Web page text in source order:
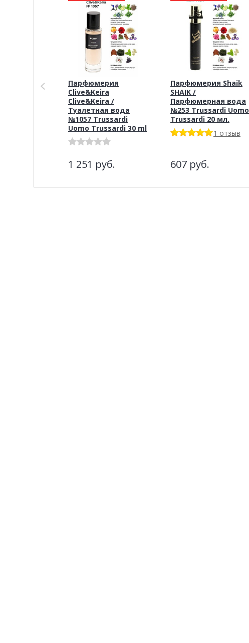
Парфюмерия
Clive&Keira
Clive&Keira /
Туалетная вода
№1057 Trussardi
Uomo Trussardi 30 ml
1 251 руб.
Парфюмерия Shaik
SHAIK /
Парфюмерная вода
№253 Trussardi Uomo
Trussardi 20 мл.
1 отзыв
607 руб.